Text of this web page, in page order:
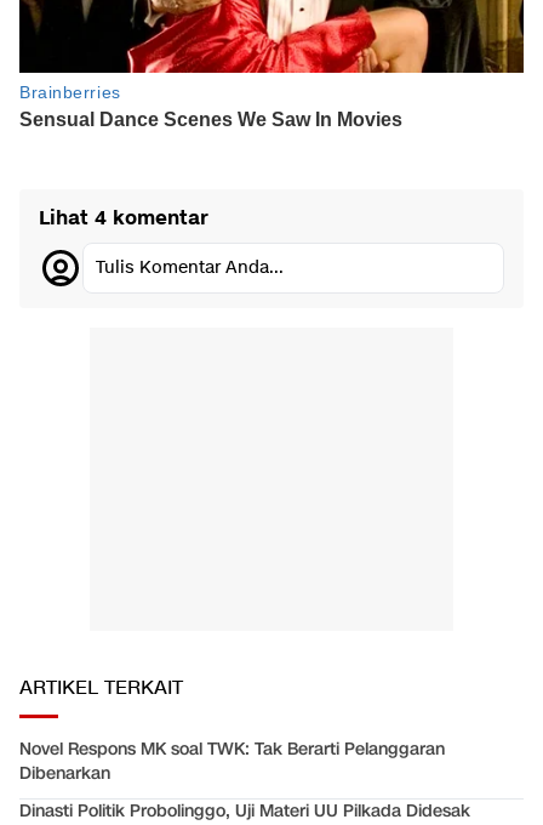
Lihat 4 komentar
Tulis Komentar Anda...
ARTIKEL TERKAIT
Novel Respons MK soal TWK: Tak Berarti Pelanggaran
Dibenarkan
Dinasti Politik Probolinggo, Uji Materi UU Pilkada Didesak